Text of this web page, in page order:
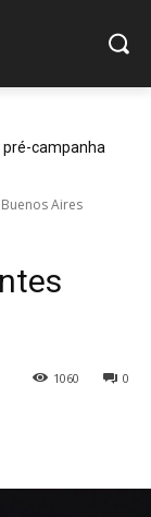
pré-campanha
Aires
0
1060